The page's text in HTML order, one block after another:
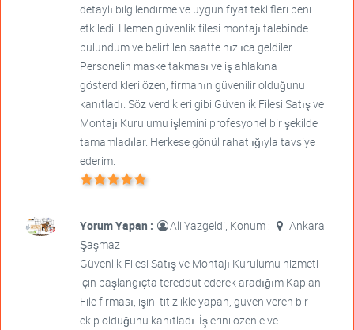
detaylı bilgilendirme ve uygun fiyat teklifleri beni
etkiledi. Hemen güvenlik filesi montajı talebinde
bulundum ve belirtilen saatte hızlıca geldiler.
Personelin maske takması ve iş ahlakına
gösterdikleri özen, firmanın güvenilir olduğunu
kanıtladı. Söz verdikleri gibi Güvenlik Filesi Satış ve
Montajı Kurulumu işlemini profesyonel bir şekilde
tamamladılar. Herkese gönül rahatlığıyla tavsiye
ederim.
Yorum Yapan : Ali Yazgeldi, Konum :
Ankara
Şaşmaz
Güvenlik Filesi Satış ve Montajı Kurulumu hizmeti
için başlangıçta tereddüt ederek aradığım Kaplan
File firması, işini titizlikle yapan, güven veren bir
ekip olduğunu kanıtladı. İşlerini özenle ve